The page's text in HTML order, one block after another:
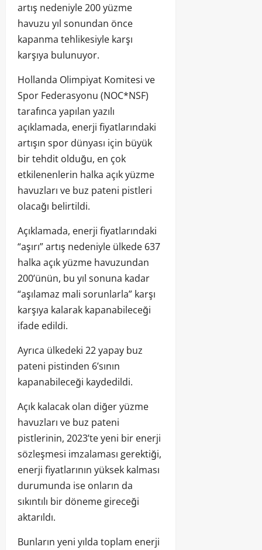
artış nedeniyle 200 yüzme
havuzu yıl sonundan önce
kapanma tehlikesiyle karşı
karşıya bulunuyor.
Hollanda Olimpiyat Komitesi ve
Spor Federasyonu (NOC*NSF)
tarafınca yapılan yazılı
açıklamada, enerji fiyatlarındaki
artışın spor dünyası için büyük
bir tehdit olduğu, en çok
etkilenenlerin halka açık yüzme
havuzları ve buz pateni pistleri
olacağı belirtildi.
Açıklamada, enerji fiyatlarındaki
“aşırı” artış nedeniyle ülkede 637
halka açık yüzme havuzundan
200’ünün, bu yıl sonuna kadar
“aşılamaz mali sorunlarla” karşı
karşıya kalarak kapanabileceği
ifade edildi.
Ayrıca ülkedeki 22 yapay buz
pateni pistinden 6’sının
kapanabileceği kaydedildi.
Açık kalacak olan diğer yüzme
havuzları ve buz pateni
pistlerinin, 2023’te yeni bir enerji
sözleşmesi imzalaması gerektiği,
enerji fiyatlarının yüksek kalması
durumunda ise onların da
sıkıntılı bir döneme gireceği
aktarıldı.
Bunların yeni yılda toplam enerji